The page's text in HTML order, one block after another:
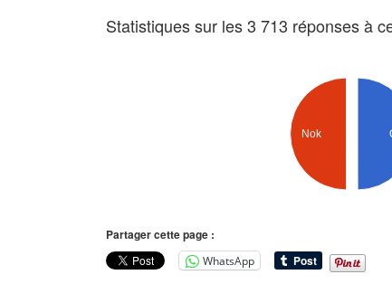
Statistiques sur les 3 713 réponses à
Nok
Partager cette page :
WhatsApp